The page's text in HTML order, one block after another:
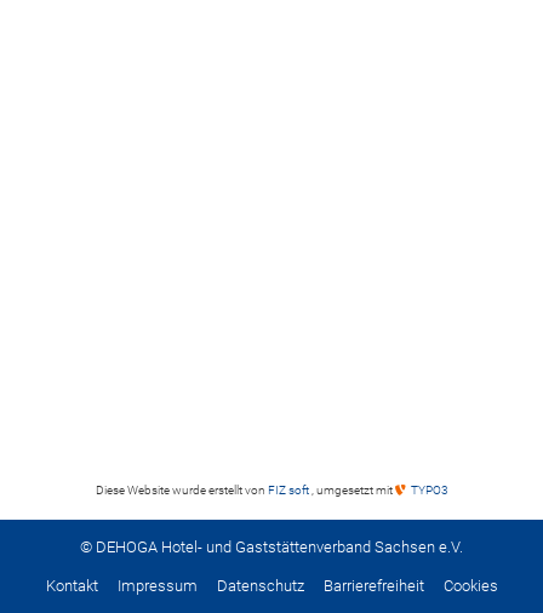
Diese Website wurde erstellt von FIZ soft , umgesetzt mit TYPO3
© DEHOGA Hotel- und Gaststättenverband Sachsen e.V.
Kontakt Impressum Datenschutz Barrierefreiheit Cookies